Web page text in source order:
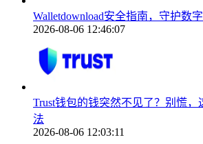
Walletdownload安全指南，守护数
2026-08-06 12:46:07
Trust钱包的钱突然不见了？别慌
法
2026-08-06 12:03:11